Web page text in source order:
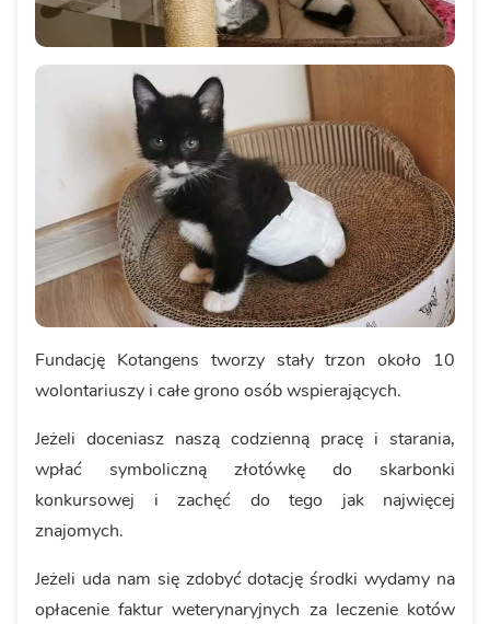
Fundację Kotangens tworzy stały trzon około 10
wolontariuszy i całe grono osób wspierających.
Jeżeli doceniasz naszą codzienną pracę i starania,
wpłać symboliczną złotówkę do skarbonki
konkursowej i zachęć do tego jak najwięcej
znajomych.
Jeżeli uda nam się zdobyć dotację środki wydamy na
opłacenie faktur weterynaryjnych za leczenie kotów